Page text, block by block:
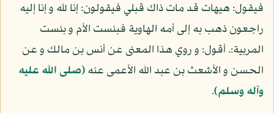
فيقول: هيهات قد مات ذاك قبلي فيقولون: إنا لله و إنا إليه
راجعون ذهب به إلى أمه الهاوية فبئست الأم و بئست
المربية:. أقول: و روي هذا المعنى عن أنس بن مالك و عن
الحسن و الأشعث بن عبد الله الأعمى عنه(صلى الله عليه
وآله وسلم).